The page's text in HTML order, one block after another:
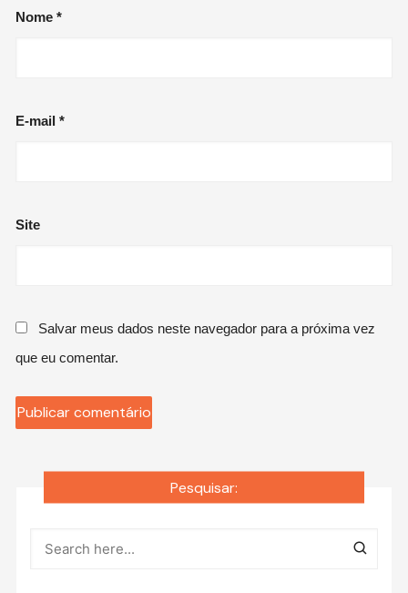
Nome*
E-mail*
Site
Salvar meus dados neste navegador para a próxima vez
que eu comentar.
Pesquisar: